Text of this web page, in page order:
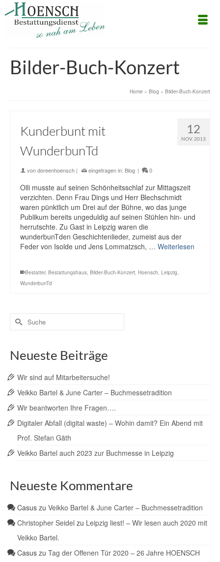
Bilder-Buch-Konzert
Home » Blog » Bilder-Buch-Konzert
12
NOV. 2013
Kunderbunt mit
WunderbunTd
vondoreenhoensch | eingetragen in: Blog | 0
Olli musste auf seinen Schönheitsschlaf zur Mittagszeit
verzichten. Denn Frau Dings und Herr Blechschmidt
waren pünktlich um Drei auf der Bühne, wo das junge
Publikum bereits ungeduldig auf seinen Stühlen hin- und
herrutschte. Zu Gast in Leipzig waren die
wunderbunTden Geschichtenlieder, zumeist aus der
Feder von Isolde und Jens Lommatzsch, … Weiterlesen
Bestatter, Bestattungshaus, Bilder-Buch-Konzert, Hoensch, Leipzig,
WunderbunTd
Suche
nach:
Neueste Beiträge
Wir sind auf Mitarbeitersuche!
Veikko Bartel & June Carter – Buchmessetradition
Wir beantworten Ihre Fragen….
Digitaler Abfall (digital waste) – Wohin damit? Ein Abend mit
Prof. Stefan Gäth
Veikko Bartel auch 2023 zur Buchmesse in Leipzig
Neueste Kommentare
Casus zu Veikko Bartel & June Carter – Buchmessetradition
Christopher Seidel zu Leipzig liest! – Wir lesen auch 2020 mit
Veikko Bartel.
Casus zu Tag der Offenen Tür 2020 – 26 Jahre HOENSCH